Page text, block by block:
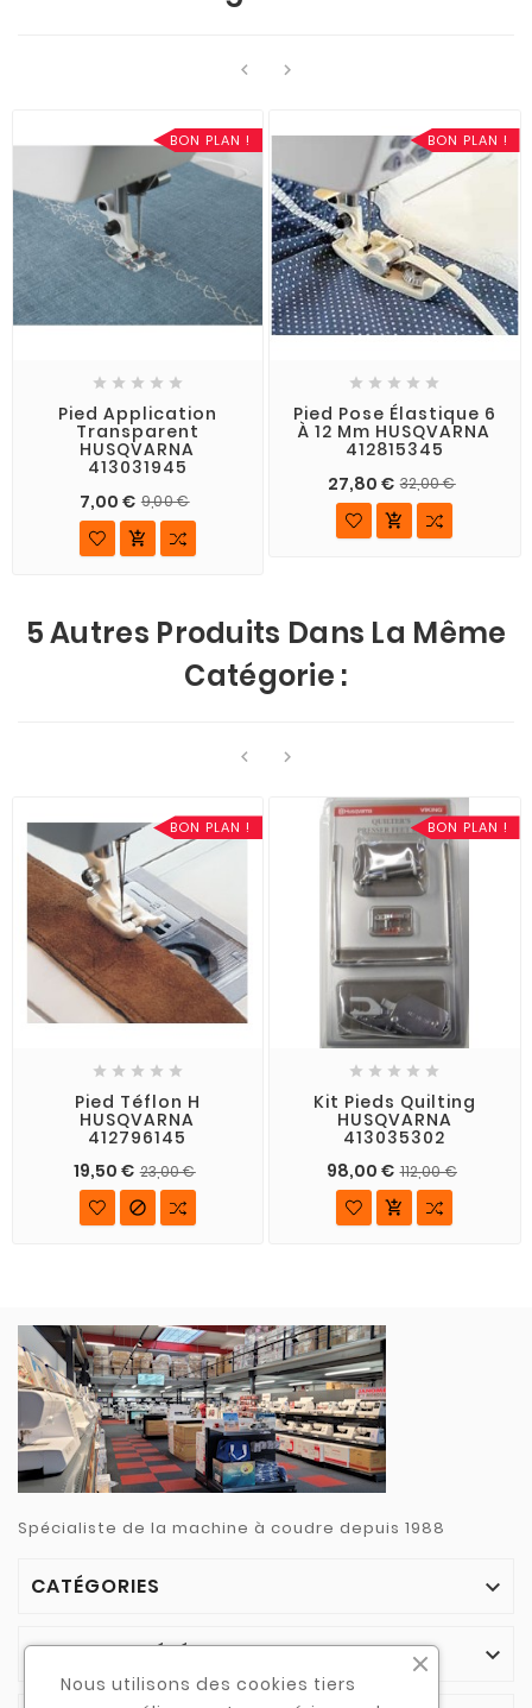
 
BON PLAN !
    
Pied Application
Transparent
HUSQVARNA
413031945
7,00 € 9,00 €

BON PLAN !
    
Pied Pose Élastique 6
À 12 Mm HUSQVARNA
412815345
27,80 € 32,00 €

5 Autres Produits Dans La Même
Catégorie :
 
BON PLAN !
    
Pied Téflon H
HUSQVARNA
412796145
19,50 € 23,00 €

BON PLAN !
    
Kit Pieds Quilting
HUSQVARNA
413035302
98,00 € 112,00 €

Spécialiste de la machine à coudre depuis 1988
CATÉGORIES 
NOTRE SOCIÉTÉ 
Nous utilisons des cookies tiers